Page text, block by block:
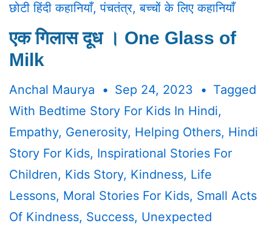
छोटी हिंदी कहानियाँ,पंचतंत्र,बच्चों के लिए कहानियाँ
एक गिलास दूध । One Glass of
Milk
Anchal Maurya Sep 24, 2023
Tagged
With Bedtime Story For Kids In Hindi,
Empathy, Generosity, Helping Others, Hindi
Story For Kids, Inspirational Stories For
Children, Kids Story, Kindness, Life
Lessons, Moral Stories For Kids, Small Acts
Of Kindness, Success, Unexpected